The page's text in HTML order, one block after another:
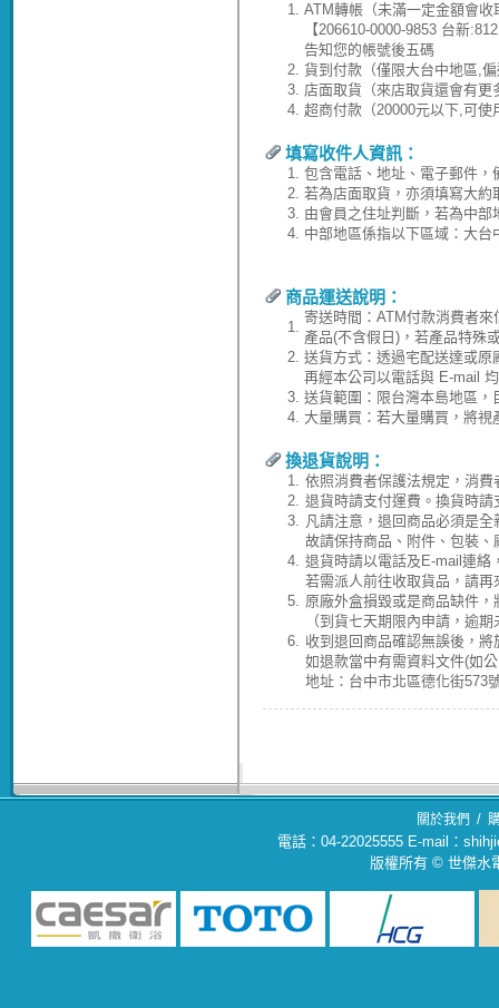
1. ATM轉帳（未滿一定金額會
【206610-0000-9853 台新
告知您的帳號後五碼
2. 貨到付款（僅限大台中地區,
3. 店面取貨（來店取貨還會有更
4. 超商付款（20000元以下,可
填寫收件人資訊：
1. 包含電話、地址、電子郵件
2. 若為店面取貨，亦須填寫大
3. 由會員之住址判斷，若為中部
4. 中部地區係指以下區域：大台
商品運送說明：
1.
寄送時間：ATM付款消費者
產品(不含假日)，若產品特殊
2. 送貨方式：透過宅配送達或
再經本公司以電話與 E-mail
3. 送貨範圍：限台灣本島地區
4. 大量購買：若大量購買，將
換退貨說明：
1. 依照消費者保護法規定，消
2. 退貨時請支付運費。換貨時
3. 凡請注意，退回商品必須是
故請保持商品、附件、包裝
4. 退貨時請以電話及E-mail連絡
若需派人前往收取貨品，請
5. 原廠外盒損毀或是商品缺件
（到貨七天期限內申請，逾
6. 收到退回商品確認無誤後，
如退款當中有需資料文件(如
地址：台中市北區德化街573
關於我們 /
電話：04-22025555 E-mail：
版權所有 © 世傑水